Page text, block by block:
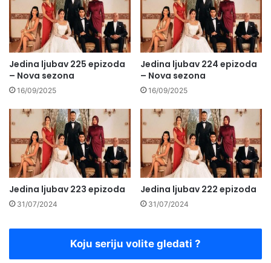
Jedina ljubav 225 epizoda
– Nova sezona
16/09/2025
Jedina ljubav 224 epizoda
– Nova sezona
16/09/2025
Jedina ljubav 223 epizoda
31/07/2024
Jedina ljubav 222 epizoda
31/07/2024
Koju seriju volite gledati ?